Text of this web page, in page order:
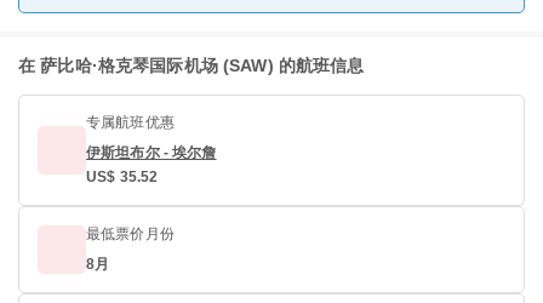
在 萨比哈·格克琴国际机场 (SAW) 的航班信息
专属航班优惠
伊斯坦布尔 - 埃尔詹
US$ 35.52
最低票价月份
8月